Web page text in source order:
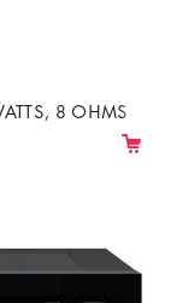
8 OHMS